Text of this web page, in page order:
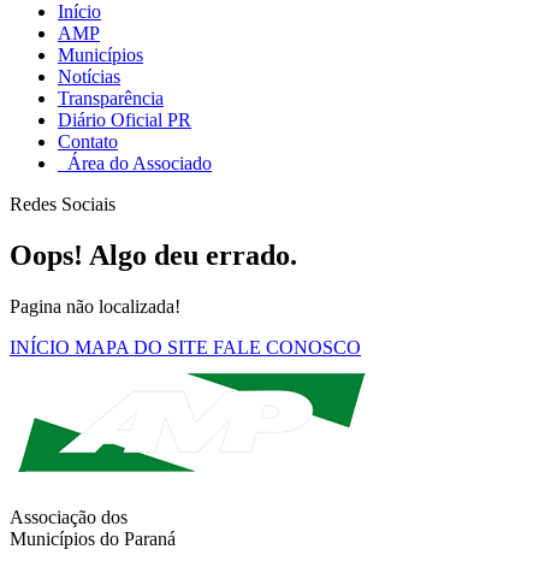
Início
AMP
Municípios
Notícias
Transparência
Diário Oficial PR
Contato
Área do Associado
Redes Sociais
Oops! Algo deu errado.
Pagina não localizada!
INÍCIO MAPA DO SITE FALE CONOSCO
Associação dos
Municípios do Paraná